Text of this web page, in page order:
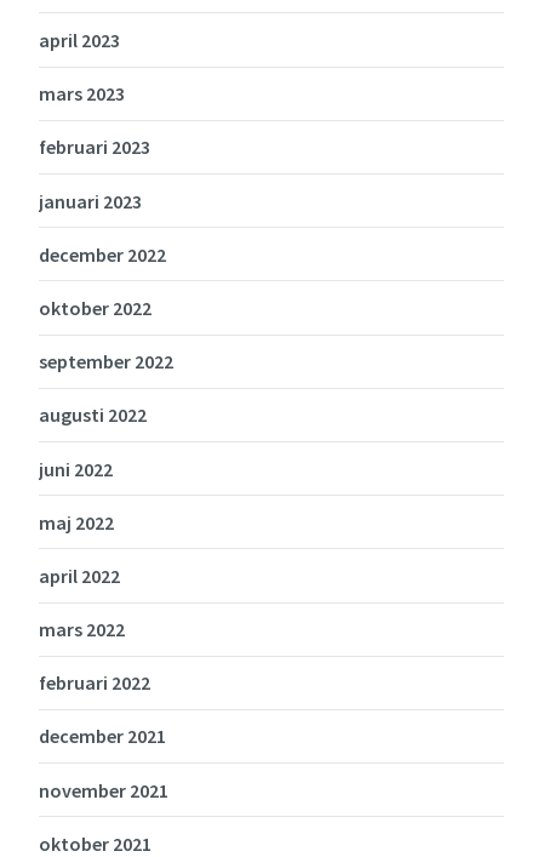
april 2023
mars 2023
februari 2023
januari 2023
december 2022
oktober 2022
september 2022
augusti 2022
juni 2022
maj 2022
april 2022
mars 2022
februari 2022
december 2021
november 2021
oktober 2021